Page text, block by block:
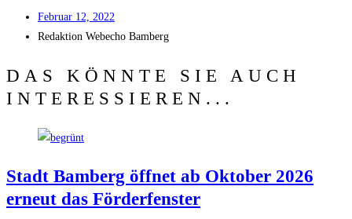
Febru­ar 12, 2022
Redak­ti­on Web­echo Bamberg
DAS KÖNNTE SIE AUCH
INTERESSIEREN...
Stadt Bam­berg öff­net ab Okto­ber 2026
erneut das Förderfenster